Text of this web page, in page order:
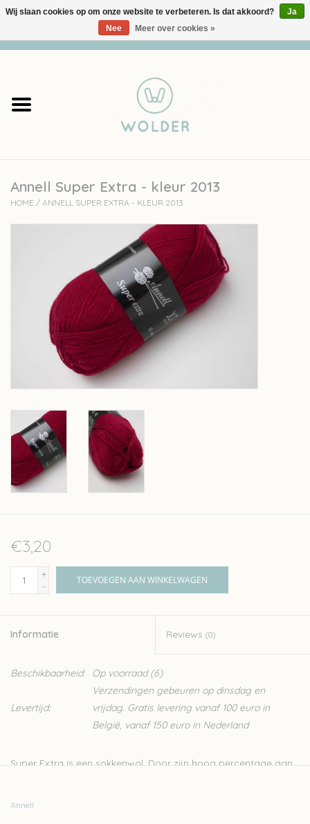
Garens
Accessoires
workshops
Over wolder
Annell Super Extra - kleur 2013
HOME / ANNELL SUPER EXTRA - KLEUR 2013
€3,20
+
-
TOEVOEGEN AAN WINKELWAGEN
Informatie Reviews (0)
Beschikbaarheid: Op voorraad(6)
Levertijd:
Verzendingen gebeuren op dinsdag en
vrijdag. Gratis levering vanaf 100 euro in
België, vanaf 150 euro in Nederland
Super Extra is een sokkenwol. Door zijn hoog percentage aan
Annell
Wij slaan cookies op om onze website te verbeteren. Is dat akkoord?
Ja
Nee
Meer over cookies »